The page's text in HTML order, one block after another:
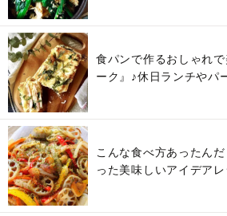
食パンで作るおしゃれ
ーク』♪休日ランチや
こんな食べ方あったん
った美味しいアイデアレ